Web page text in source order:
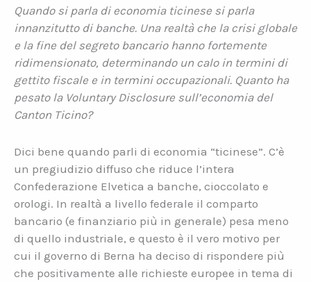
Quando si parla di economia ticinese si parla
innanzitutto di banche. Una realtà che la crisi globale
e la fine del segreto bancario hanno fortemente
ridimensionato, determinando un calo in termini di
gettito fiscale e in termini occupazionali. Quanto ha
pesato la Voluntary Disclosure sull’economia del
Canton Ticino?
Dici bene quando parli di economia “ticinese”. C’è
un pregiudizio diffuso che riduce l’intera
Confederazione Elvetica a banche, cioccolato e
orologi. In realtà a livello federale il comparto
bancario (e finanziario più in generale) pesa meno
di quello industriale, e questo è il vero motivo per
cui il governo di Berna ha deciso di rispondere più
che positivamente alle richieste europee in tema di